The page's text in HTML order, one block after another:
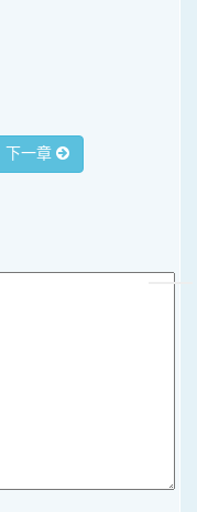
下一章